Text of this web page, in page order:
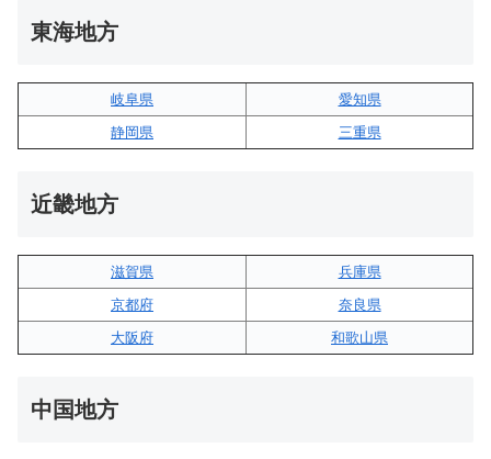
東海地方
岐阜県
愛知県
静岡県
三重県
近畿地方
滋賀県
兵庫県
京都府
奈良県
大阪府
和歌山県
中国地方